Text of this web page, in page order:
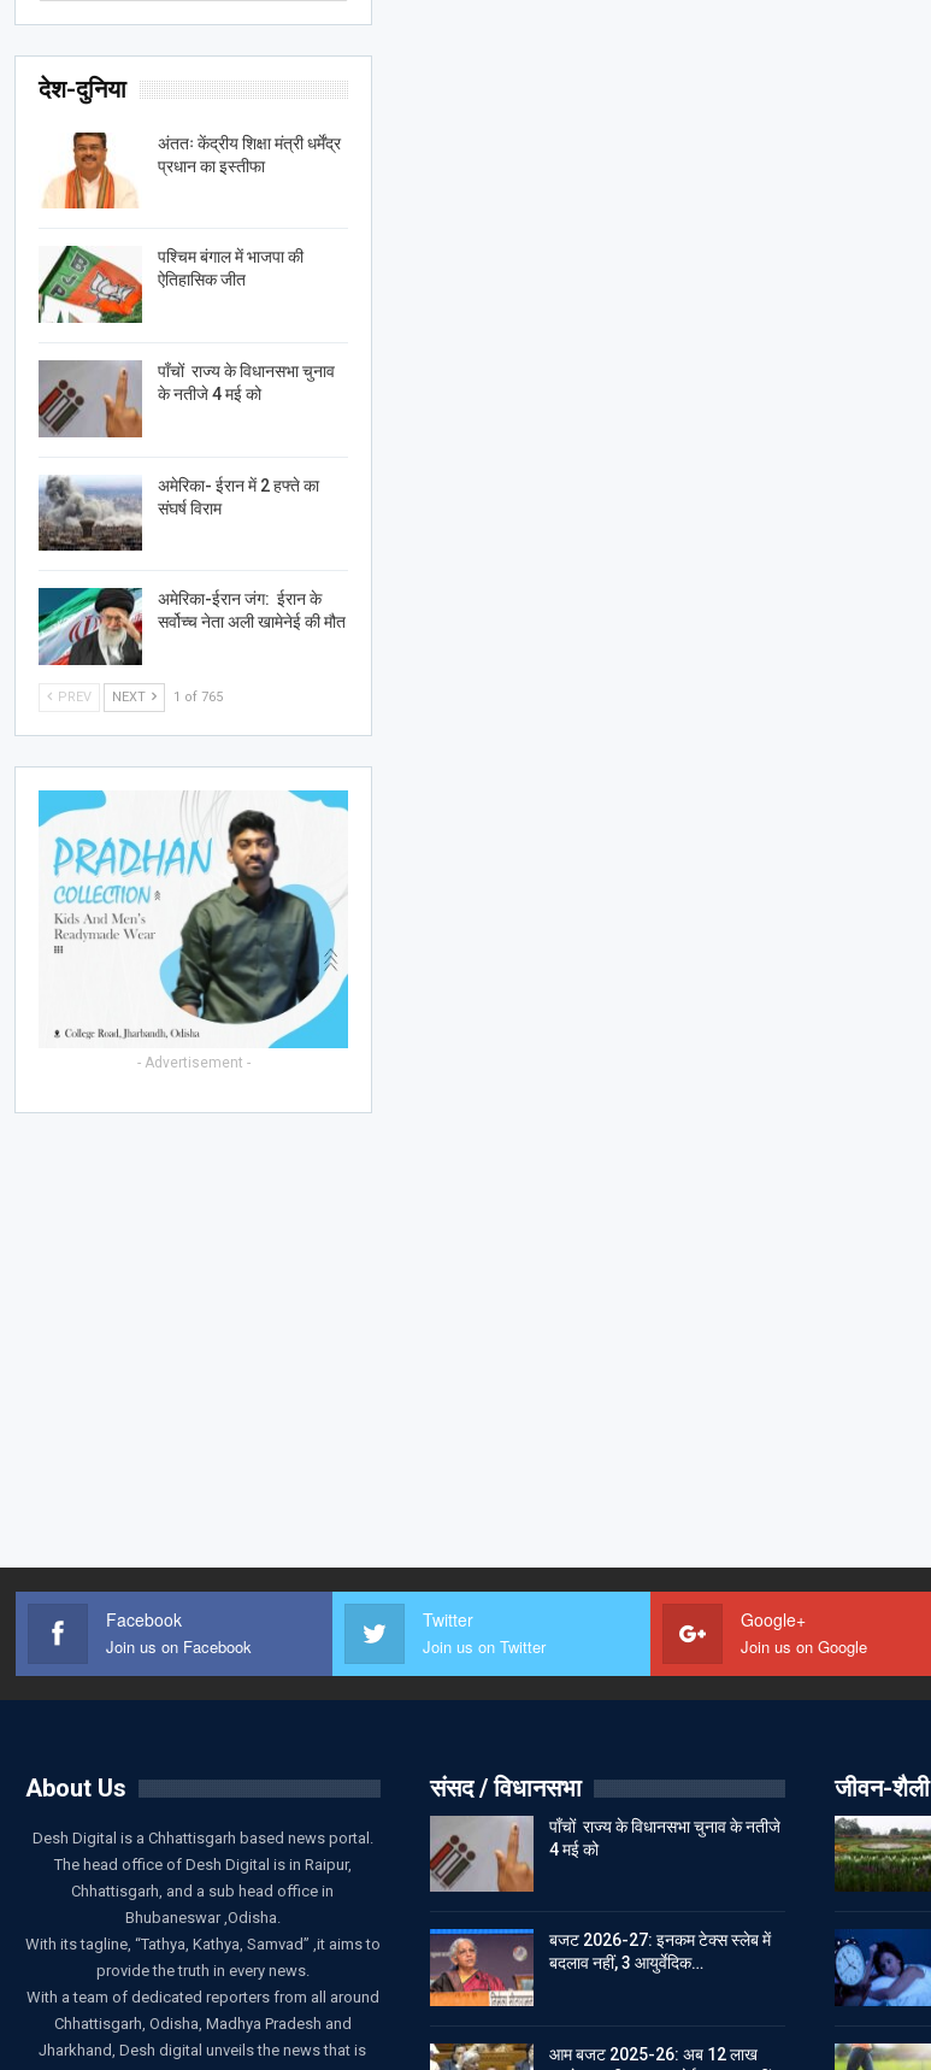
देश-दुनिया
अंततः केंद्रीय शिक्षा मंत्री धर्मेंद्र
प्रधान का इस्तीफा
पश्चिम बंगाल में भाजपा की
ऐतिहासिक जीत
पाँचों राज्य के विधानसभा चुनाव
के नतीजे 4 मई को
अमेरिका- ईरान में 2 हफ्ते का
संघर्ष विराम
अमेरिका-ईरान जंग: ईरान के
सर्वोच्च नेता अली खामेनेई की मौत
PREV NEXT 1 of 765
- Advertisement -
Facebook
Join us on Facebook
Twitter
Join us on Twitter
Google+
Join us on Google
About Us
Desh Digital is a Chhattisgarh based news portal.
The head office of Desh Digital is in Raipur,
Chhattisgarh, and a sub head office in
Bhubaneswar ,Odisha.
With its tagline, “Tathya, Kathya, Samvad” ,it aims to
provide the truth in every news.
With a team of dedicated reporters from all around
Chhattisgarh, Odisha, Madhya Pradesh and
Jharkhand, Desh digital unveils the news that is
संसद / विधानसभा
पाँचों राज्य के विधानसभा चुनाव के नतीजे
4 मई को
बजट 2026-27: इनकम टेक्स स्लेब में
बदलाव नहीं, 3 आयुर्वेदिक…
आम बजट 2025-26: अब 12 लाख
जीवन-शैली